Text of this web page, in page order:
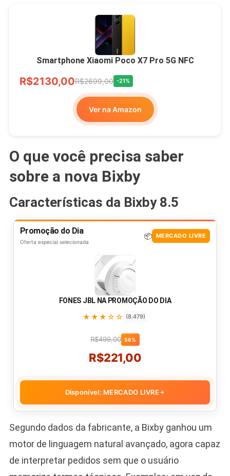
Smartphone Xiaomi Poco X7 Pro 5G NFC
R$2130,00R$2699,00 -21%
Ver na Amazon
O que você precisa saber
sobre a nova Bixby
Características da Bixby 8.5
Promoção do Dia
Oferta especial selecionada
📦 MERCADO LIVRE
FONES JBL NA PROMOÇÃO DO DIA
★★★☆☆ (8.479)
R$499,00 56%
R$221,00
Disponível: MERCADO LIVRE→
Segundo dados da fabricante, a Bixby ganhou um
motor de linguagem natural avançado, agora capaz
de interpretar pedidos sem que o usuário